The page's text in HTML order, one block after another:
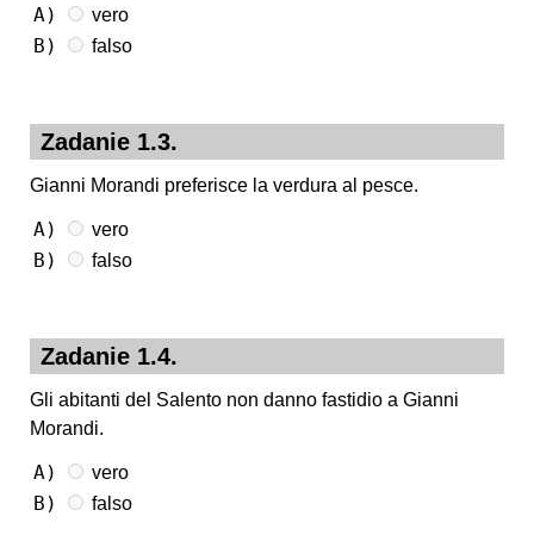
A) vero
B) falso
Zadanie 1.3.
Gianni Morandi preferisce la verdura al pesce.
A) vero
B) falso
Zadanie 1.4.
Gli abitanti del Salento non danno fastidio a Gianni
Morandi.
A) vero
B) falso